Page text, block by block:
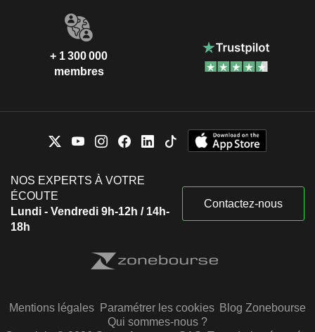
+ 1 300 000
membres
NOS EXPERTS À VOTRE
ÉCOUTE
Lundi - Vendredi 9h-12h / 14h-
18h
Contactez-nous
Mentions légales Paramétrer les cookies Blog Zonebourse
Qui sommes-nous ?